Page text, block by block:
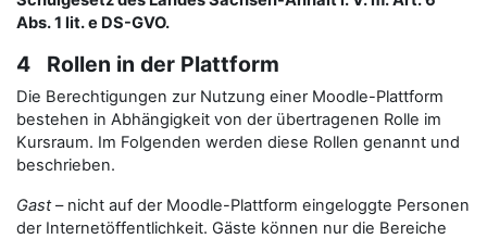
Abs. 1 lit. e DS-GVO.
4 Rollen in der Plattform
Die Berechtigungen zur Nutzung einer Moodle-Plattform
bestehen in Abhängigkeit von der übertragenen Rolle im
Kursraum. Im Folgenden werden diese Rollen genannt und
beschrieben.
Gast– nicht auf der Moodle-Plattform eingeloggte Personen
der Internetöffentlichkeit. Gäste können nur die Bereiche